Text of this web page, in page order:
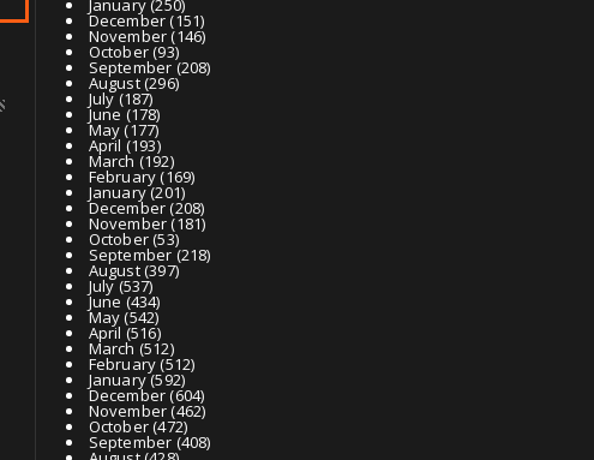
January(250)
December(151)
November(146)
October(93)
September(208)
August(296)
July(187)
June(178)
May(177)
April (193)
March (192)
February(169)
January(201)
December(208)
November(181)
October(53)
September(218)
August(397)
July(537)
June(434)
May(542)
April (516)
March (512)
February(512)
January(592)
December(604)
November(462)
October(472)
September (408)